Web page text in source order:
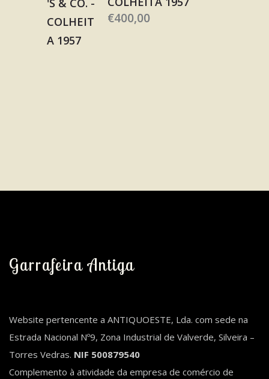
€400,00
Garrafeira Antiga
Website pertencente a ANTIQUOESTE, Lda. com sede na
Estrada Nacional Nº9, Zona Industrial de Valverde, Silveira –
Torres Vedras. NIF 500879540
Complemento à atividade da empresa de comércio de